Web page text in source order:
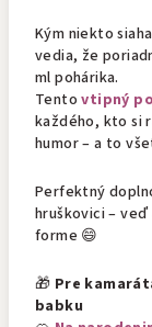
Kým niekto
vedia, že
ml pohárika.
Tentovtipný
každého, kto si
humor – a to
Perfektný
hruškovici –
forme 😄
🎁 Pre
babku